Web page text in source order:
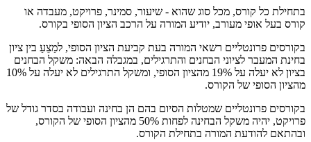
בתחילת כל קורס, מכל סוג שהוא - שיעור, סמינר, פרויקט, מעבדה או
קורס בעל אופי מעורב, יודיע המורה על הרכב הציון הסופי בקורס.
בקורסים פרונטליים רשאי המורה בעת קביעת הציון הסופי, למַצֵעַ בין ציון
בחינת המעבר לציוני הבחנים והתרגילים, במגבלה הבאה: משקל הבחנים
בציון לא יעלה על 19% מהציון הסופי, ומשקל התרגילים לא יעלה על 10%
מהציון הסופי של הקורס.
בקורסים פרונטליים שמטלות הסיום בהם הן בחינה ועבודה בסדר גודל של
פרויקט, יהיה משקל הבחינה לפחות 50% מהציון הסופי של הקורס,
ובהתאם להודעת המורה בתחילת הקורס.